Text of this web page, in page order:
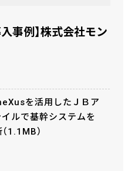
事例】株式会社モン
を活用したＪＢア
イルで基幹システムを
1.1MB）